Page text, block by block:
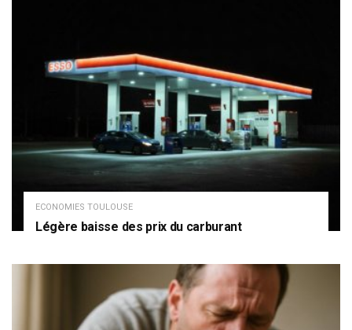
ECONOMIES TOULOUSE
Légère baisse des prix du carburant